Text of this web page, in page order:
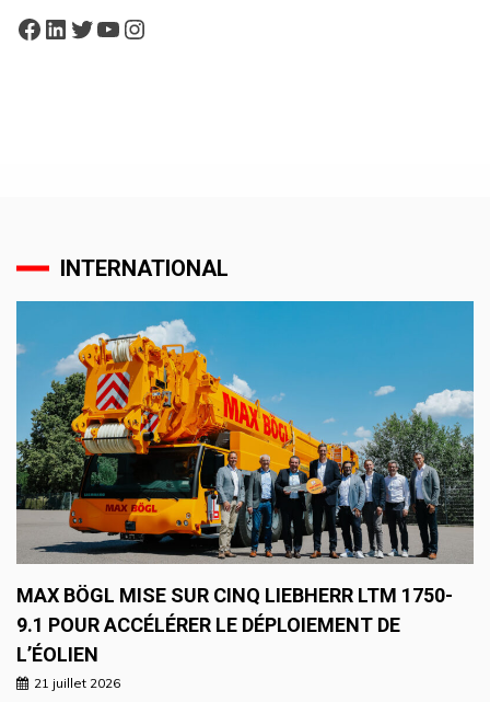
Facebook
LinkedIn
Twitter
YouTube
Instagram
INTERNATIONAL
MAX BÖGL MISE SUR CINQ LIEBHERR LTM 1750-
9.1 POUR ACCÉLÉRER LE DÉPLOIEMENT DE
L’ÉOLIEN
21 juillet 2026